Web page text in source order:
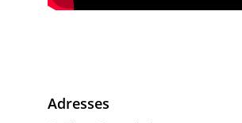
Adresses